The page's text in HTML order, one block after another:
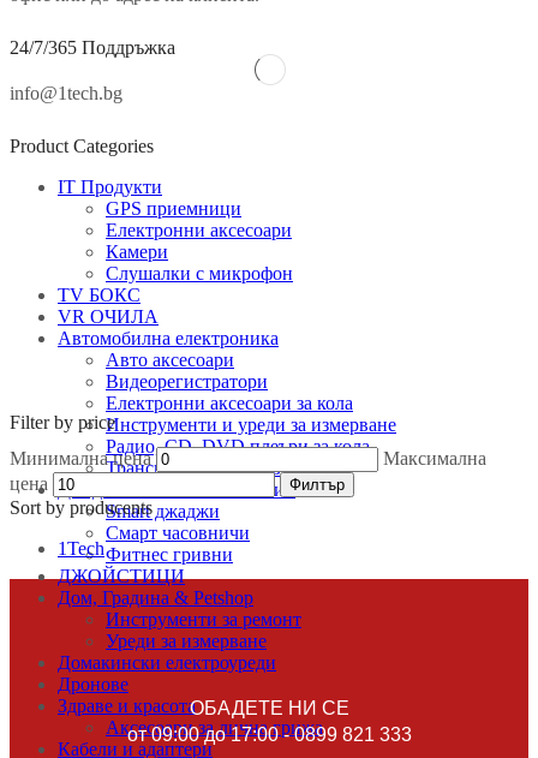
24/7/365 Поддръжка
info@1tech.bg
Product Categories
IT Продукти
GPS приемници
Електронни аксесоари
Камери
Слушалки с микрофон
TV БОКС
VR ОЧИЛА
Автомобилна електроника
Авто аксесоари
Видеорегистратори
Електронни аксесоари за кола
Инструменти и уреди за измерване
Радио, CD, DVD плеъри за кола
Трансмитери и ресивъри
Джаджи & Smart технологии
Smart джаджи
Смарт часовничи
Фитнес гривни
ДЖОЙСТИЦИ
Дом, Градина & Petshop
Инструменти за ремонт
Уреди за измерване
Домакински електроуреди
Дронове
Здраве и красота
Аксесоари за лична грижа
Кабели и адаптери
Filter by price
Минимална цена
Максимална
цена
Филтър
Sort by producents
1Tech
EXAMPLE TITLE
Door sit amet, consectetur adip iscing elit, sed do ore magna
lorem ipsum sit.
View more
ОБАДЕТЕ НИ СЕ
от 09:00 до 17:00 - 0899 821 333